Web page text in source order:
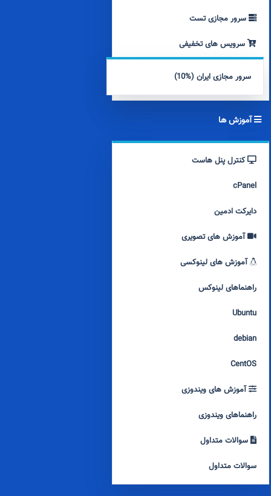
سرور مجازی تست
سرویس های تخفیفی
سرور مجازی ایران (%10)
آموزش ها
کنترل پنل هاست
cPanel
دایرکت ادمین
آموزش های تصویری
آموزش های لینوکسی
راهنماهای لینوکس
Ubuntu
debian
CentOS
آموزش های ویندوزی
راهنماهای ویندوزی
سوالات متداول
سوالات متداول